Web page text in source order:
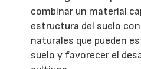
combinar un material
estructura del suelo
naturales que pueden
suelo y favorecer el